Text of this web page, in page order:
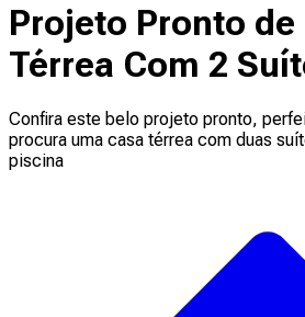
Projeto Pronto de
Térrea Com 2
Confira este belo projeto pronto,
procura uma casa térrea com duas
piscina